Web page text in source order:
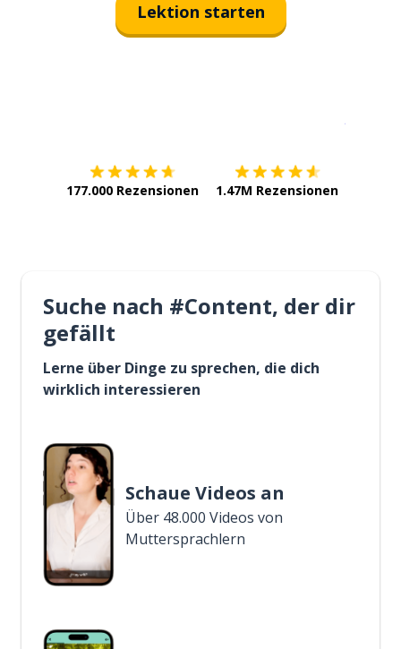
Lektion starten
177.000 Rezensionen 1.47M Rezensionen
Suche nach #Content, der dir
gefällt
Lerne über Dinge zu sprechen, die dich
wirklich interessieren
Schaue Videos an
Über 48.000 Videos von
Muttersprachlern